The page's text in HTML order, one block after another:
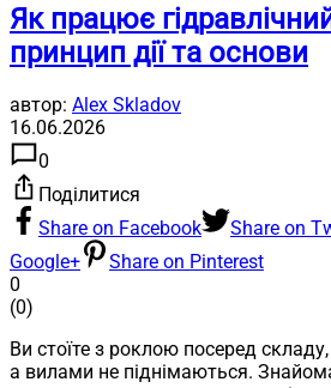
Як працює
принцип дії та основи
автор: Alex Skladov
16.06.2026
0
Поділитися
Share on Facebook
Share on
Google+
Share on Pinterest
0
(0)
Ви стоїте з роклою посеред
а вилами не піднімаються.